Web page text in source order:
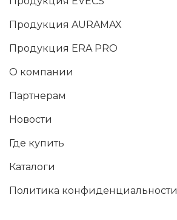
Продукция AURAMAX
Продукция ERA PRO
О компании
Партнерам
Новости
Где купить
Каталоги
Политика конфиденциальности